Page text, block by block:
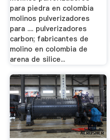
para piedra en colombia
molinos pulverizadores
para .... pulverizadores
carbon; fabricantes de
molino en colombia de
arena de silice...